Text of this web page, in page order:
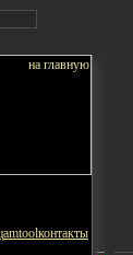
amtoolконтакты